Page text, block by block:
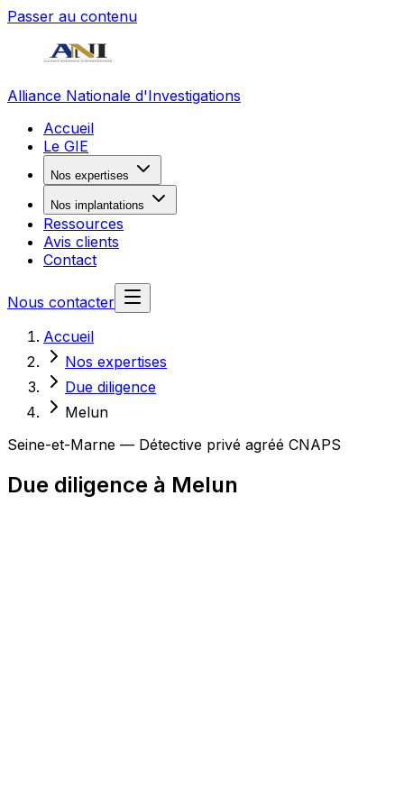
Passer au contenu
Alliance Nationale d'Investigations
Accueil
Le GIE
Nos expertises
Nos implantations
Ressources
Avis clients
Contact
Nous contacter
Accueil
Nos expertises
Due diligence
Melun
Seine-et-Marne — Détective privé agréé CNAPS
Due diligence à Melun